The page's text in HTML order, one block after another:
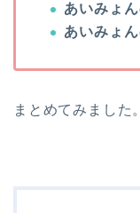
あいみょ
あいみょ
まとめてみました。